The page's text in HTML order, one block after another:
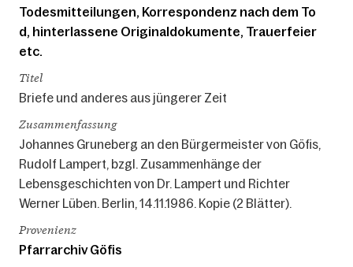
Todesmitteilungen, Korrespondenz nach dem To
d, hinterlassene Originaldokumente, Trauerfeier
etc.
Titel
Briefe und anderes aus jüngerer Zeit
Zusammenfassung
Johannes Gruneberg an den Bürgermeister von Göfis,
Rudolf Lampert, bzgl. Zusammenhänge der
Lebensgeschichten von Dr. Lampert und Richter
Werner Lüben. Berlin, 14.11.1986. Kopie (2 Blätter).
Provenienz
Pfarrarchiv Göfis